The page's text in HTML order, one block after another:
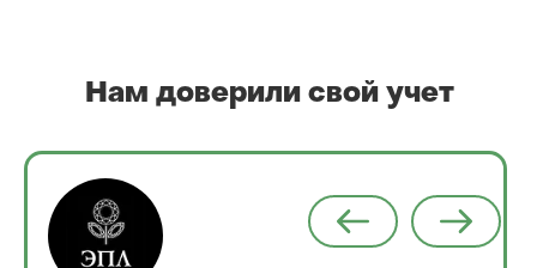
Нам доверили свой учет